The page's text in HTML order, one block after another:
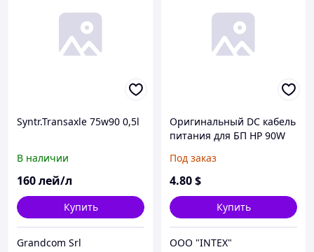
Syntr.Transaxle 75w90 0,5l
В наличии
160лей/л
Купить
Grandcom Srl
Оригинальный DC кабель
питания для БП HP 90W
провода, (2x1мм), прямой
штекер (от БП к ноутбуку)
Под заказ
4.80$
Купить
OOO "INTEX"